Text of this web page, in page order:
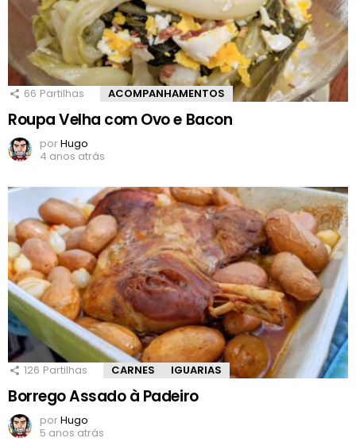
66 Partilhas ACOMPANHAMENTOS
Roupa Velha com Ovo e Bacon
porHugo
4 anos atrás
126 Partilhas CARNES IGUARIAS
Borrego Assado à Padeiro
porHugo
5 anos atrás